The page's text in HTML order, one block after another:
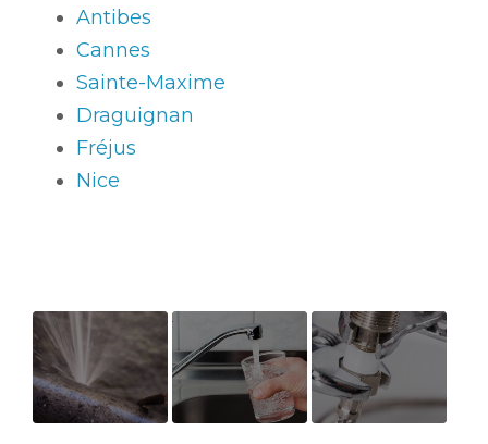
Antibes
Cannes
Sainte-Maxime
Draguignan
Fréjus
Nice